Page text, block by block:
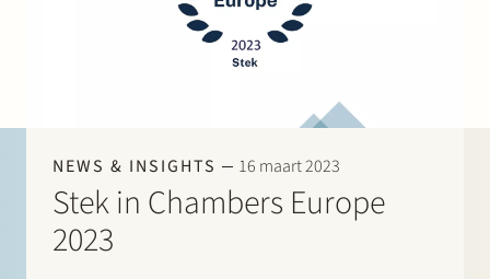
NEWS & INSIGHTS 16 maart 2023
Stek in Chambers Europe
2023